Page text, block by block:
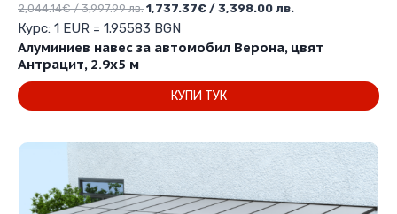
Алуминиев навес за автомобил Верона, цвят
Антрацит, 2.9х5 м
2,044.14€/ 3,997.99 лв. Original
price
was:
/
3,997.99 лв..
1,737.37€ / 3,398.00 лв.Текущата
е:
/
Курс: 1 EUR = 1.95583 BGN
КУПИ ТУК